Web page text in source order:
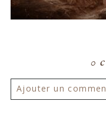
0
Ajouter un